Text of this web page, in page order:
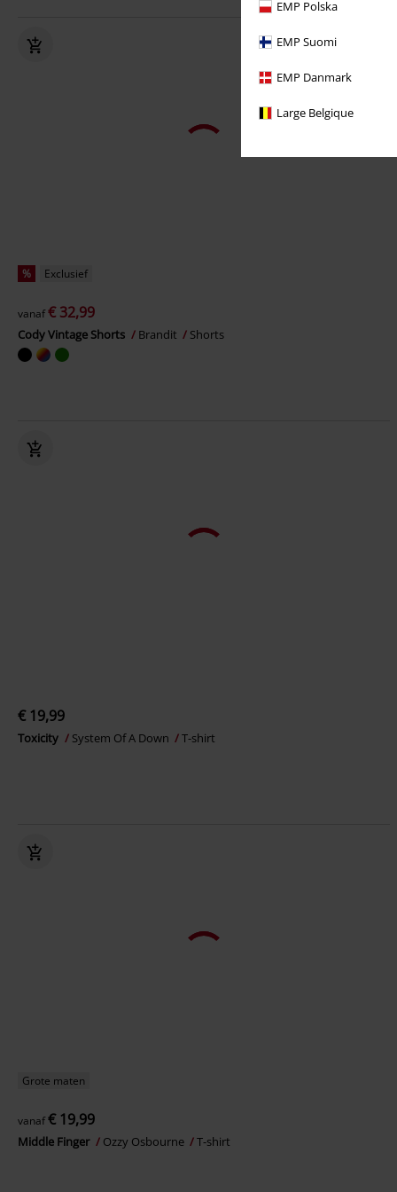
EMP Polska
EMP Suomi
EMP Danmark
Large Belgique
% Exclusief
vanaf€ 32,99
Cody Vintage Shorts Brandit Shorts
€ 19,99
Toxicity System Of A Down T-shirt
Grote maten
vanaf€ 19,99
Middle Finger Ozzy Osbourne T-shirt